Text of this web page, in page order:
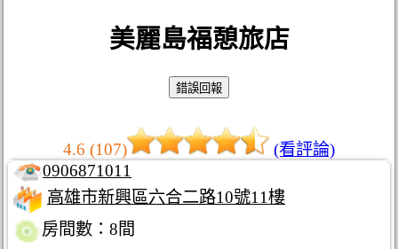
美麗島福憩旅店
4.6 (107)
(看評論)
0906871011
高雄市新興區六合二路10號11樓
房間數：8間